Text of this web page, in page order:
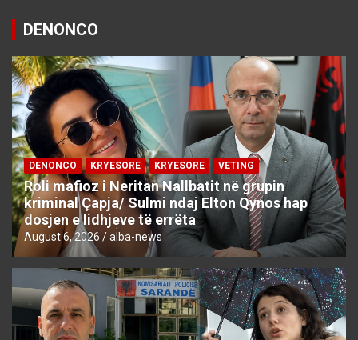
DENONCO
DENONCO KRYESORE KRYESORE VETING
Roli mafioz i Neritan Nallbatit në grupin
kriminal Çapja/ Sulmi ndaj Elton Qynos hap
dosjen e lidhjeve të errëta
August 6, 2026 alba-news